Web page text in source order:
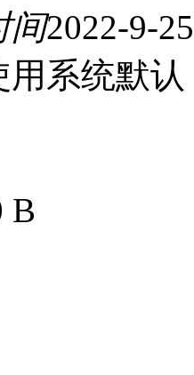
间2022-9-
用系统默认
B